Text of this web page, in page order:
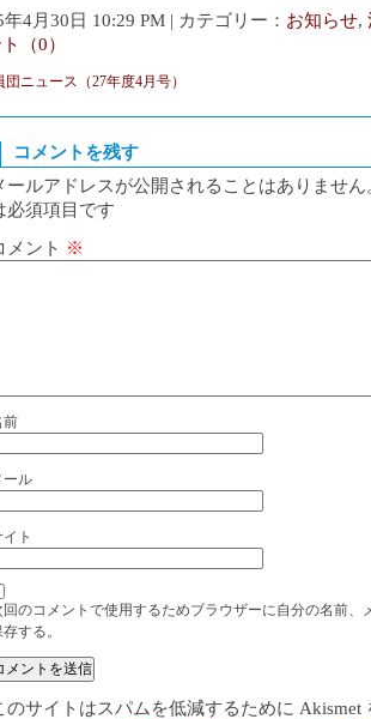
年4月30日 10:29 PM | カテゴリー： お知らせ,
（0）
団ニュース（27年度4月号）
コメントを残す
ールアドレスが公開されることはありません
必須項目です
メント ※
前
ール
ト
回のコメントで使用するためブラウザーに自分の名前、
する。
のサイトはスパムを低減するために Akismet